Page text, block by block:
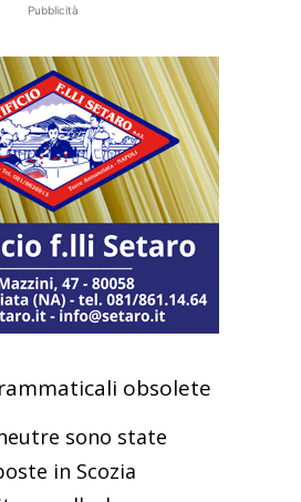
Pubblicità
obsolete
sono state
in Scozia